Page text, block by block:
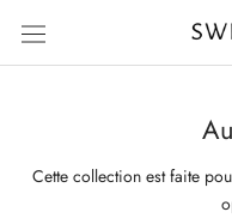
contenu
Cette collection est faite